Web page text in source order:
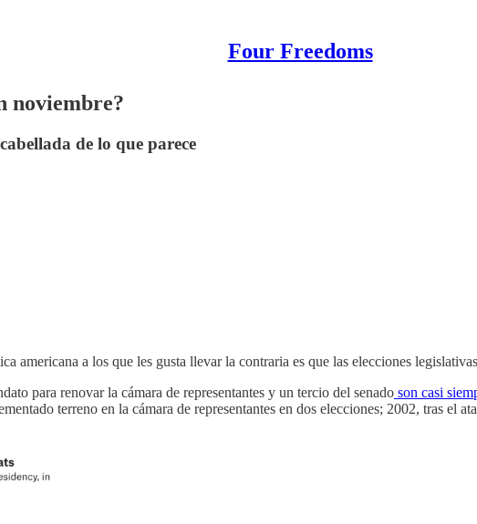
Four Freedoms
noviembre?
de lo que parece
americana a los que les gusta llevar la contraria es que las elecciones
para renovar la cámara de representantes y un tercio del senado son casi
terreno en la cámara de representantes en dos elecciones; 2002, tras el